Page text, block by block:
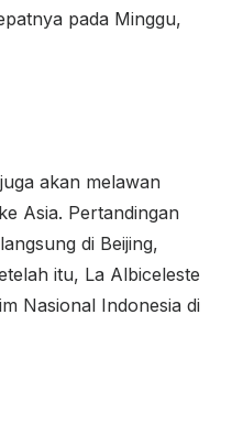
pada Minggu,
akan melawan
Asia. Pertandingan
di Beijing,
itu, La Albiceleste
Nasional Indonesia di